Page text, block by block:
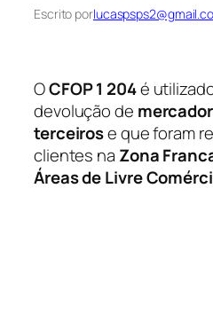
Escrito por
OCFOP 1 204é
devolução de
terceirose que foram
clientes na Zona
Áreas de Livre